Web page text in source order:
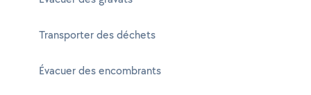
Transporter des déchets
Évacuer des encombrants